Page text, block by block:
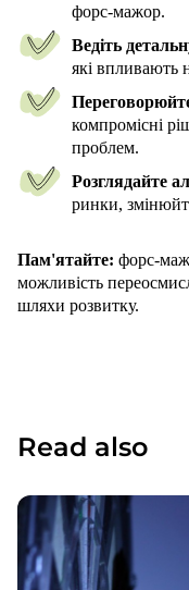
форс-мажор.
Ведіть
які впливають
компромісні
проблем.
Розглядайте
ринки,
Пам'ятайте: форс-
можливість
шляхи розвитку.
Read also